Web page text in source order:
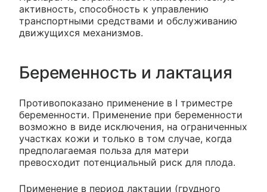
активность, способность к управлению
транспортными средствами и обслуживанию
движущихся механизмов.
Беременность и лактация
Противопоказано применение в I триместре
беременности. Применение при беременности
возможно в виде исключения, на ограниченных
участках кожи и только в том случае, когда
предполагаемая польза для матери
превосходит потенциальный риск для плода.
Применение в период лактации (грудного